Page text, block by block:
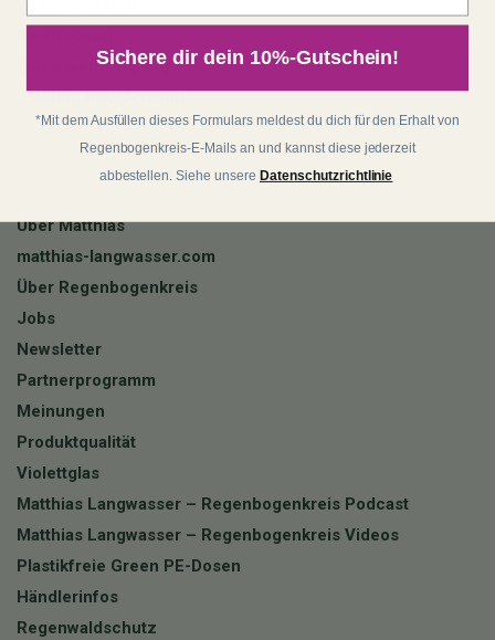
Batterieentsorgung
Zahlung und Versand
Regenbogenkreis
Über Matthias
matthias-langwasser.com
Über Regenbogenkreis
Jobs
Newsletter
Partnerprogramm
Meinungen
Produktqualität
Violettglas
Matthias Langwasser – Regenbogenkreis Podcast
Matthias Langwasser – Regenbogenkreis Videos
Plastikfreie Green PE-Dosen
Händlerinfos
Regenwaldschutz
Sichere dir dein 10%-Gutschein!
*Mit dem Ausfüllen dieses Formulars meldest du dich für den Erhalt von
Regenbogenkreis-E-Mails an und kannst diese jederzeit
abbestellen. Siehe unsere Datenschutzrichtlinie